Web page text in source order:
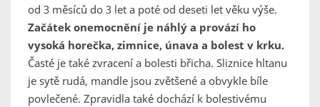
od 3 měsíců do 3 let a poté od deseti let věku výše.
Začátek onemocnění je náhlý a provází ho
vysoká horečka, zimnice, únava a bolest v krku.
Časté je také zvracení a bolesti břicha. Sliznice hltanu
je sytě rudá, mandle jsou zvětšené a obvykle bíle
povlečené. Zpravidla také dochází k bolestivému